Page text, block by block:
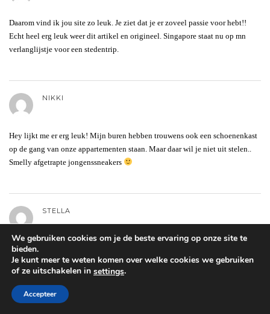
Daarom vind ik jou site zo leuk. Je ziet dat je er zoveel passie voor hebt!!
Echt heel erg leuk weer dit artikel en origineel. Singapore staat nu op mn
verlanglijstje voor een stedentrip.
NIKKI
Hey lijkt me er erg leuk! Mijn buren hebben trouwens ook een schoenenkast
op de gang van onze appartementen staan. Maar daar wil je niet uit stelen..
Smelly afgetrapte jongenssneakers
STELLA
Singapore lijkt me echt leuk! Alleen is het zo ver weg.
JANA
We gebruiken cookies om je de beste ervaring op onze site te
bieden.
Je kunt meer te weten komen over welke cookies we gebruiken
of ze uitschakelen in settings.
Accepteer